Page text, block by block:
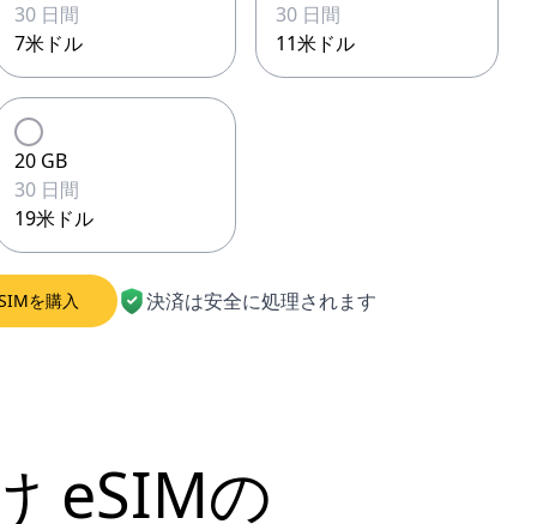
30 日間
7米ドル
30 日間
11米ドル
20 GB
30 日間
19米ドル
を購入 決済は安全に処理されます
eSIMの